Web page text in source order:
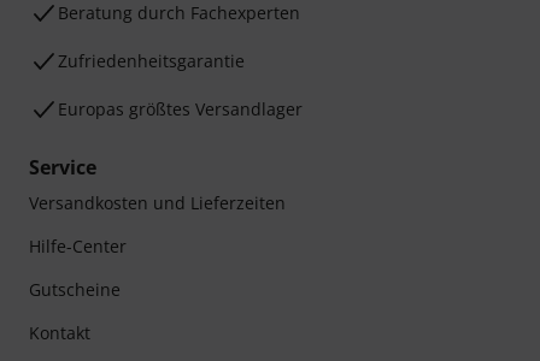
Beratung durch Fachexperten
Zufriedenheitsgarantie
Europas größtes Versandlager
Service
Versandkosten und Lieferzeiten
Hilfe-Center
Gutscheine
Kontakt